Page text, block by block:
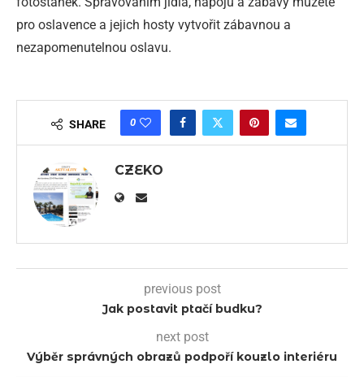
pro oslavence a jejich hosty vytvořit zábavnou a
nezapomenutelnou oslavu.
SHARE 0
CZEKO
previous post
Jak postavit ptačí budku?
next post
Výběr správných obrazů podpoří kouzlo interiéru